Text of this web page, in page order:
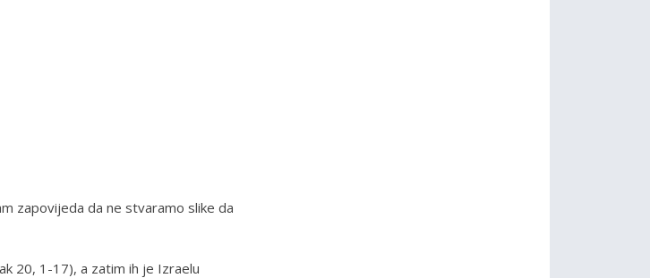
zapovijeda da ne stvaramo slike da
20, 1-17), a zatim ih je Izraelu